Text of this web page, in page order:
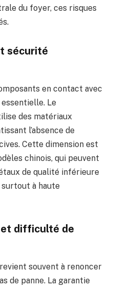
du foyer, ces risques
sécurité
en contact avec
Le
des matériaux
l’absence de
Cette dimension est
chinois, qui peuvent
de qualité inférieure
à haute
difficulté de
souvent à renoncer
de panne. La garantie